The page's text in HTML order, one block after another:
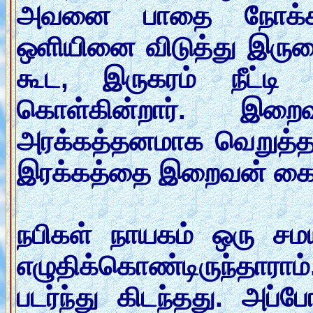
அவனை பாதை நோக்கி
ஒளியினை விடுத்து
கூட, இருகரம் நீட்டி
கொள்கின்றார்.
அரக்கத்தனமாக வெறுத்த
இரக்கத்தை இறைவன்
நபிகள் நாயகம் ஒரு
படர்ந்து கிடந்தது.